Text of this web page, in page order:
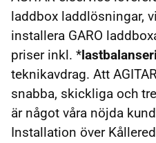
laddbox laddlösningar,
installera GARO
priser inkl. *
teknikavdrag. Att
snabba, skickliga och
är något våra nöjda
Installation över